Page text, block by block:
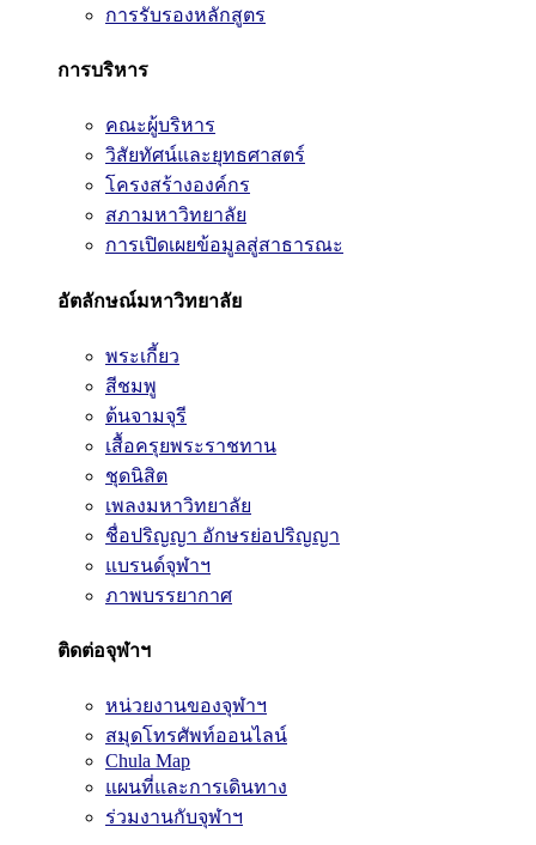
การรับรองหลักสูตร
การบริหาร
คณะผู้บริหาร
วิสัยทัศน์และยุทธศาสตร์
โครงสร้างองค์กร
สภามหาวิทยาลัย
การเปิดเผยข้อมูลสู่สาธารณะ
อัตลักษณ์มหาวิทยาลัย
พระเกี้ยว
สีชมพู
ต้นจามจุรี
เสื้อครุยพระราชทาน
ชุดนิสิต
เพลงมหาวิทยาลัย
ชื่อปริญญา อักษรย่อปริญญา
แบรนด์จุฬาฯ
ภาพบรรยากาศ
ติดต่อจุฬาฯ
หน่วยงานของจุฬาฯ
สมุดโทรศัพท์ออนไลน์
Chula Map
แผนที่และการเดินทาง
ร่วมงานกับจุฬาฯ